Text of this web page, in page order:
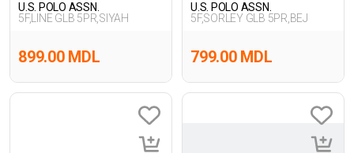
U.S. POLO ASSN.
5F,LINE GLB 5PR,SIYAH
899.00 MDL
U.S. POLO ASSN.
5F,SORLEY GLB 5PR,BEJ
799.00 MDL